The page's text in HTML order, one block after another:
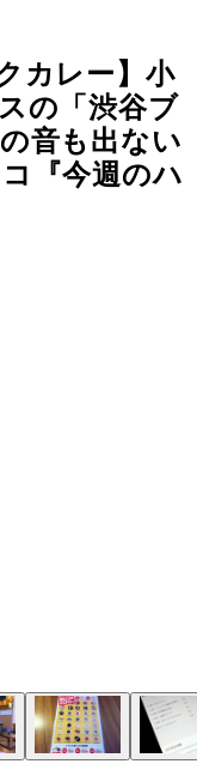
カレー】小
の「渋谷ブ
音も出ない
『今週のハ